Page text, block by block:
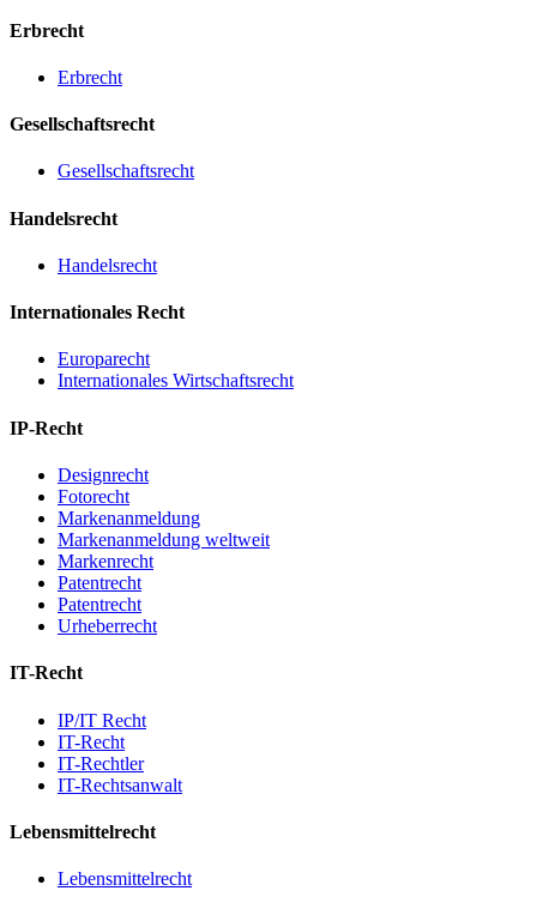
Erbrecht
Erbrecht
Gesellschaftsrecht
Gesellschaftsrecht
Handelsrecht
Handelsrecht
Internationales Recht
Europarecht
Internationales Wirtschaftsrecht
IP-Recht
Designrecht
Fotorecht
Markenanmeldung
Markenanmeldung weltweit
Markenrecht
Patentrecht
Patentrecht
Urheberrecht
IT-Recht
IP/IT Recht
IT-Recht
IT-Rechtler
IT-Rechtsanwalt
Lebensmittelrecht
Lebensmittelrecht